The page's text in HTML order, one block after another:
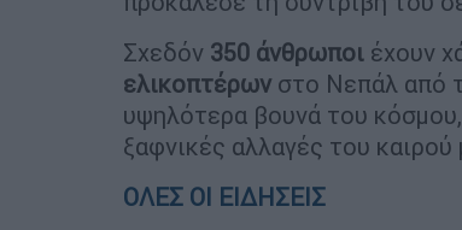
Σχεδόν 350 άνθρωποι έχουν
ελικοπτέρων στο Νεπάλ από
υψηλότερα βουνά του
ξαφνικές αλλαγές του
ΟΛΕΣ ΟΙ ΕΙΔΗΣΕΙΣ